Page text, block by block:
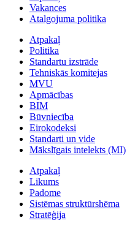
Vakances
Atalgojuma politika
Atpakaļ
Politika
Standartu izstrāde
Tehniskās komitejas
MVU
Apmācības
BIM
Būvniecība
Eirokodeksi
Standarti un vide
Mākslīgais intelekts (MI)
Atpakaļ
Likums
Padome
Sistēmas struktūrshēma
Stratēģija